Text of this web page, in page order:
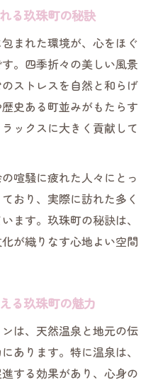
の静かな旅
静かに過ごす玖珠町旅
ーションの旅プランの
視の旅で心身をリセッ
とリラクゼーション体
ゼーション散策のす
融合する玖珠町の自然
る玖珠町の秘訣
まれた環境が、心をほぐ
。四季折々の美しい風景
ストレスを自然と和らげ
史ある町並みがもたらす
ックスに大きく貢献して
喧騒に疲れた人々にとっ
おり、実際に訪れた多く
ます。玖珠町の秘訣は、
が織りなす心地よい空間
る玖珠町の魅力
は、天然温泉と地元の伝
あります。特に温泉は、
する効果があり、心身の